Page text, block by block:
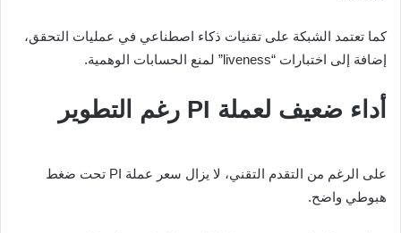
كما تعتمد الشبكة على تقنيات ذكاء اصطناعي في عمليات التحقق،
إضافة إلى اختبارات “liveness” لمنع الحسابات الوهمية.
أداء ضعيف لعملة PI رغم التطوير
على الرغم من التقدم التقني، لا يزال سعر عملة PI تحت ضغط
هبوطي واضح.